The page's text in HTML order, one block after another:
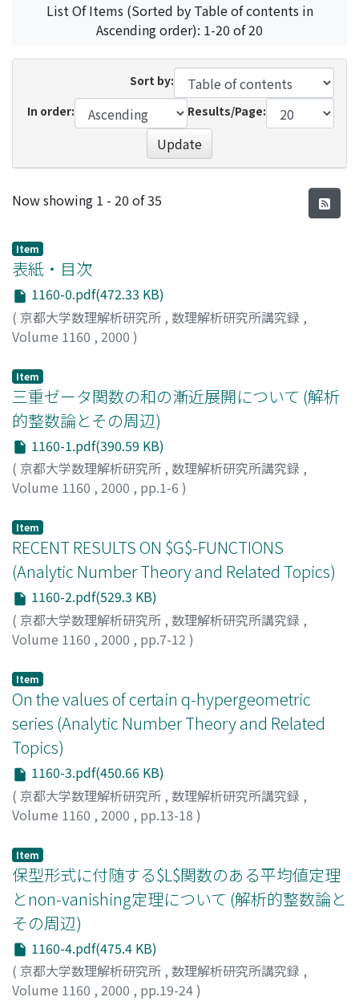
List Of Items (Sorted by Table of contents in
Ascending order): 1-20 of 20
Sort by:
In order:
Results/Page:
Update
Recent Submissions
Now showing 1 - 20 of 35
Item
表紙・目次
1160-0.pdf(472.33 KB)
( 京都大学数理解析研究所 , 数理解析研究所講究録 ,
Volume 1160 , 2000 )
Item
三重ゼータ関数の和の漸近展開について (解析
的整数論とその周辺)
1160-1.pdf(390.59 KB)
( 京都大学数理解析研究所 , 数理解析研究所講究録 ,
Volume 1160 , 2000 , pp.1-6 )
Item
RECENT RESULTS ON $G$-FUNCTIONS
(Analytic Number Theory and Related Topics)
1160-2.pdf(529.3 KB)
( 京都大学数理解析研究所 , 数理解析研究所講究録 ,
Volume 1160 , 2000 , pp.7-12 )
Item
On the values of certain q-hypergeometric
series (Analytic Number Theory and Related
Topics)
1160-3.pdf(450.66 KB)
( 京都大学数理解析研究所 , 数理解析研究所講究録 ,
Volume 1160 , 2000 , pp.13-18 )
Masanori
Item
保型形式に付随する$L$関数のある平均値定理
とnon-vanishing定理について (解析的整数論と
その周辺)
1160-4.pdf(475.4 KB)
( 京都大学数理解析研究所 , 数理解析研究所講究録 ,
Volume 1160 , 2000 , pp.19-24)